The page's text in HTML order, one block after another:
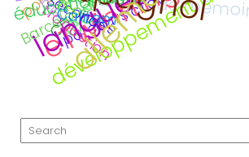
parcours citoyen
CDI
traduction
Secondes
Barcelona
jeu
Calitom